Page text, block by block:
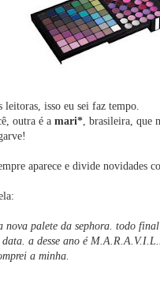
leitoras, isso eu sei faz tempo.
outra é a mari*, brasileira, que
aparece e divide novidades
nova palete da sephora. todo final
a desse ano é
a minha.